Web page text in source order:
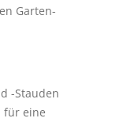
Garten-
-Stauden
für eine